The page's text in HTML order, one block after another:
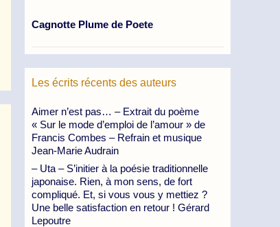
Cagnotte Plume de Poete
Les écrits récents des auteurs
Aimer n’est pas… – Extrait du poème
« Sur le mode d’emploi de l’amour » de
Francis Combes – Refrain et musique
Jean-Marie Audrain
– Uta – S’initier à la poésie traditionnelle
japonaise. Rien, à mon sens, de fort
compliqué. Et, si vous vous y mettiez ?
Une belle satisfaction en retour ! Gérard
Lepoutre